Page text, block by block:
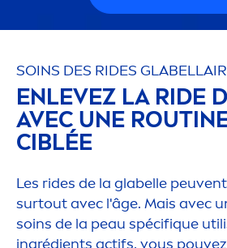
SOINS DES RIDES
ENLEVEZ LA RIDE
AVEC UNE
CIBLÉE
Les rides de la glabelle
surtout avec l'âge. Mais avec
soins de la peau spécifique
ingrédients actifs, vous